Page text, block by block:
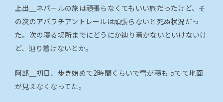
上出＿ ネパールの旅は頑張らなくてもいい旅だったけど、そ
の次のアパラチアントレールは頑張らないと死ぬ状況だっ
た。次の寝る場所までにどうにか辿り着かないといけないけ
ど、辿り着けないとか。
阿部＿ 初日、歩き始めて2時間くらいで雪が積もってて地面
が見えなくなってた。